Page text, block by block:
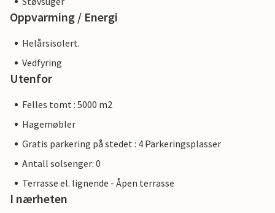
Oppvarming / Energi
Helårsisolert.
Vedfyring
Utenfor
Felles tomt : 5000 m2
Hagemøbler
Gratis parkering på stedet : 4 Parkeringsplasser
Antall solsenger: 0
Terrasse el. lignende - Åpen terrasse
I nærheten